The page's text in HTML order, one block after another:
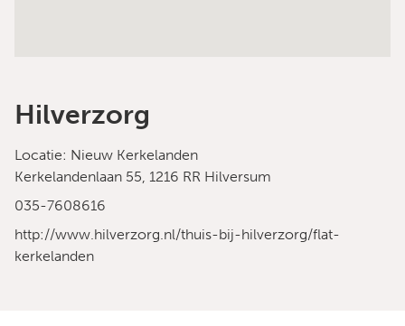
Hilverzorg
Locatie: Nieuw Kerkelanden
Kerkelandenlaan 55, 1216 RR Hilversum
035-7608616
http://www.hilverzorg.nl/thuis-bij-hilverzorg/flat-
kerkelanden